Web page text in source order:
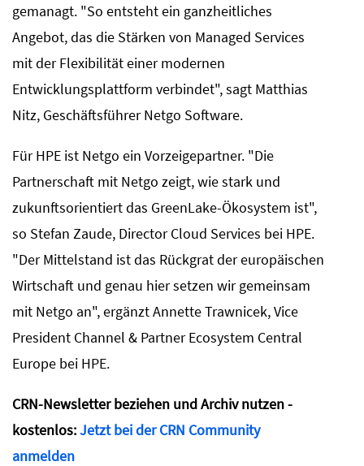
gemanagt. "So entsteht ein ganzheitliches
Angebot, das die Stärken von Managed Services
mit der Flexibilität einer modernen
Entwicklungsplattform verbindet", sagt Matthias
Nitz, Geschäftsführer Netgo Software.
Für HPE ist Netgo ein Vorzeigepartner. "Die
Partnerschaft mit Netgo zeigt, wie stark und
zukunftsorientiert das GreenLake-Ökosystem ist",
so Stefan Zaude, Director Cloud Services bei HPE.
"Der Mittelstand ist das Rückgrat der europäischen
Wirtschaft und genau hier setzen wir gemeinsam
mit Netgo an", ergänzt Annette Trawnicek, Vice
President Channel & Partner Ecosystem Central
Europe bei HPE.
CRN-Newsletter beziehen und Archiv nutzen -
kostenlos:Jetzt bei der CRN Community
anmelden